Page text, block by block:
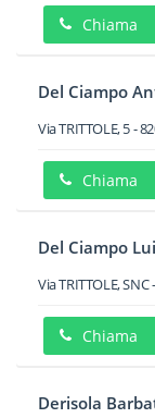
Chiama
Del Ciampo
Via TRITTOLE, 5-
Chiama
Del Ciampo
Via TRITTOLE, SNC
Chiama
Derisola